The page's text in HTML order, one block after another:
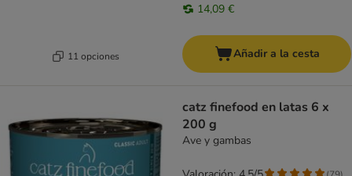
11 opciones
14,09 €
Añadir a la cesta
catz finefood en latas 6 x
200 g
Ave y gambas